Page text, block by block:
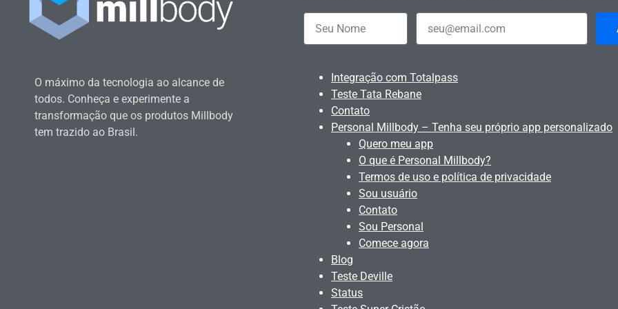
O máximo da tecnologia ao alcance de
todos. Conheça e experimente a
transformação que os produtos Millbody
tem trazido ao Brasil.
Integração com Totalpass
Teste Tata Rebane
Contato
Personal Millbody – Tenha seu próprio app personalizado
Quero meu app
O que é Personal Millbody?
Termos de uso e política de privacidade
Sou usuário
Contato
Sou Personal
Comece agora
Blog
Teste Deville
Status